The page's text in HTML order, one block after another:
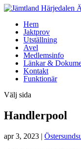
Hem
Jaktprov
Utställning
Avel
Medlemsinfo
Länkar &
Kontakt
Funktionär
Välj sida
Handlerpool
apr 3, 2023 |